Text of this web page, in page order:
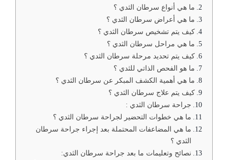
ما هي أنواع سرطان الثدي ؟
ما هي أعراض سرطان الثدي ؟
كيف يتم تشخيص سرطان الثدي ؟
ما هي مراحل سرطان الثدي ؟
كيف يتم تحديد مرحلة سرطان الثدي ؟
ما هو الفحص الذاتي للثدي ؟
ما هي أهمية الكشف المبكر عن سرطان الثدي ؟
كيف يتم علاج سرطان الثدي ؟
جراحة سرطان الثدي :
ما هي خطوات التحضير لجراحة سرطان الثدي ؟
ما هي المضاعفات المحتملة بعد إجراء جراحة سرطان
الثدي ؟
نصائح وتعليمات ما بعد جراحة سرطان الثدي: